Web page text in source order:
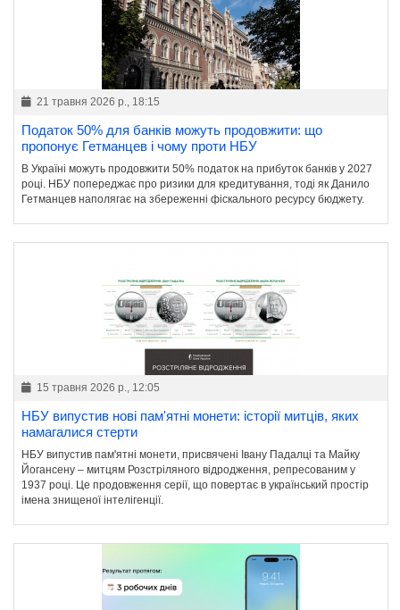
21 травня 2026 р., 18:15
Податок 50% для банків можуть продовжити: що
пропонує Гетманцев і чому проти НБУ
В Україні можуть продовжити 50% податок на прибуток банків у 2027
році. НБУ попереджає про ризики для кредитування, тоді як Данило
Гетманцев наполягає на збереженні фіскального ресурсу бюджету.
15 травня 2026 р., 12:05
НБУ випустив нові пам'ятні монети: історії митців, яких
намагалися стерти
НБУ випустив пам'ятні монети, присвячені Івану Падалці та Майку
Йогансену – митцям Розстріляного відродження, репресованим у
1937 році. Це продовження серії, що повертає в український простір
імена знищеної інтелігенції.